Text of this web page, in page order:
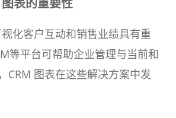
化客户互动和销售业绩具有重
等平台可帮助企业管理与当前和
CRM 图表在这些解决方案中发